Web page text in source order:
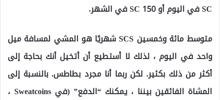
SC في اليوم أو 150 SC في الشهر.
متوسط ​​مائة وخمسين SCS شهريًا هو المشي لمسافة ميل
واحد في اليوم ، لذلك لا أستطيع أن أتخيل أنك بحاجة إلى
أكثر من ذلك بكثير. لكن ربما أنا مجرد بطاطس. بالنسبة إلى
المشاة الفائقين بيننا ، يمكنك “الدفع” (في Sweatcoins ،